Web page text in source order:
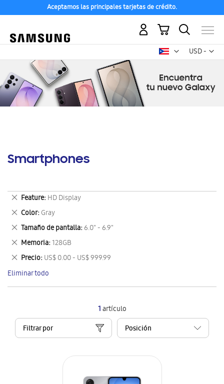
Aceptamos las principales tarjetas de crédito.
USD -
dólar
Mi carrito
Smartphones
1artículo
Filtrar por
Feature HD Display
Eliminar
este
artículo
Color Gray
Eliminar
este
artículo
Tamaño de pantalla 6.0" - 6.9"
Eliminar
este
artículo
Memoria 128GB
Eliminar
este
artículo
Precio US$ 0.00 - US$ 999.99
Eliminar
este
artículo
Eliminar todo